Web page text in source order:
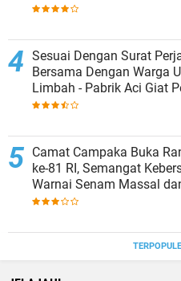
Sesuai Dengan Surat
Bersama Dengan Warga
Limbah - Pabrik Aci Giat
Penampungan Air
Camat Campaka Buka
ke-81 RI, Semangat
Warnai Senam Massal
Karaoke Perangkat Desa